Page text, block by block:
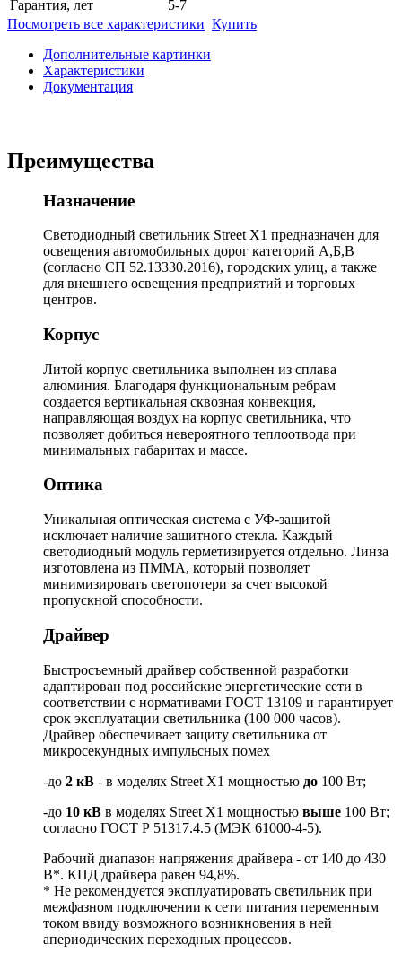
Гарантия, лет
5-7
Посмотреть все характеристики Купить
Дополнительные картинки
Характеристики
Документация
Преимущества
Назначение
Светодиодный светильник Street X1 предназначен для
освещения автомобильных дорог категорий А,Б,В
(согласно СП 52.13330.2016), городских улиц, а также
для внешнего освещения предприятий и торговых
центров.
Корпус
Литой корпус светильника выполнен из сплава
алюминия. Благодаря функциональным ребрам
создается вертикальная сквозная конвекция,
направляющая воздух на корпус светильника, что
позволяет добиться невероятного теплоотвода при
минимальных габаритах и массе.
Оптика
Уникальная оптическая система с УФ-защитой
исключает наличие защитного стекла. Каждый
светодиодный модуль герметизируется отдельно. Линза
изготовлена из ПММА, который позволяет
минимизировать светопотери за счет высокой
пропускной способности.
Драйвер
Быстросъемный драйвер собственной разработки
адаптирован под российские энергетические сети в
соответствии с нормативами ГОСТ 13109 и гарантирует
срок эксплуатации светильника (100 000 часов).
Драйвер обеспечивает защиту светильника от
микросекундных импульсных помех
-до 2 кВ - в моделях Street X1 мощностью до 100 Вт;
-до 10 кВ в моделях Street X1 мощностью выше 100 Вт;
согласно ГОСТ Р 51317.4.5 (МЭК 61000-4-5).
Рабочий диапазон напряжения драйвера - от 140 до 430
В*. КПД драйвера равен 94,8%.
* Не рекомендуется эксплуатировать светильник при
межфазном подключении к сети питания переменным
током ввиду возможного возникновения в ней
апериодических переходных процессов.